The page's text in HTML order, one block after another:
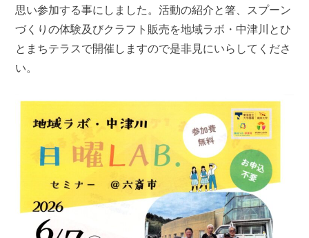
思い参加する事にしました。活動の紹介と箸、スプーン
づくりの体験及びクラフト販売を地域ラボ・中津川とひ
とまちテラスで開催しますので是非見にいらしてくださ
い。